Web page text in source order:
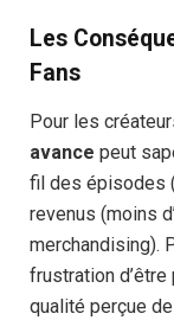
Les
Fans
Pour les
avance peut
fil des épisodes
revenus (moins
merchandising).
frustration
qualité perçue